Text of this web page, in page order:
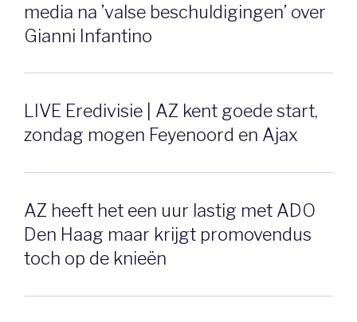
media na ’valse beschuldigingen’ over
Gianni Infantino
LIVE Eredivisie | AZ kent goede start,
zondag mogen Feyenoord en Ajax
AZ heeft het een uur lastig met ADO
Den Haag maar krijgt promovendus
toch op de knieën